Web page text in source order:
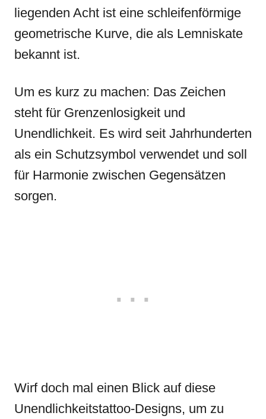
liegenden Acht ist eine schleifenförmige
geometrische Kurve, die als Lemniskate
bekannt ist.
Um es kurz zu machen: Das Zeichen
steht für Grenzenlosigkeit und
Unendlichkeit. Es wird seit Jahrhunderten
als ein Schutzsymbol verwendet und soll
für Harmonie zwischen Gegensätzen
sorgen.
Wirf doch mal einen Blick auf diese
Unendlichkeitstattoo-Designs, um zu